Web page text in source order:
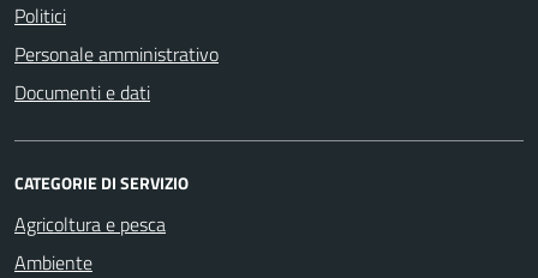
Politici
Personale amministrativo
Documenti e dati
CATEGORIE DI SERVIZIO
Agricoltura e pesca
Ambiente